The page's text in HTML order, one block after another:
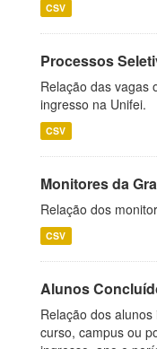
CSV
Processos
Relação das vagas
ingresso na Unifei.
CSV
Monitores da
Relação dos
CSV
Alunos
Relação dos
curso, campus ou